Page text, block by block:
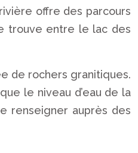
offre des parcours
trouve entre le lac des
de rochers granitiques.
le niveau d’eau de la
renseigner auprès des